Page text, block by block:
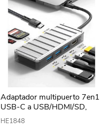
Adaptador multipuerto 7en1
USB-C a USB/HDMI/SD,
KLGO en caja
HE1848